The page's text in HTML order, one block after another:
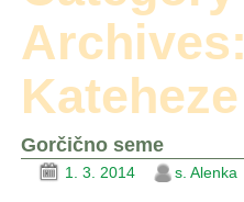
Archives:
Kateheze
Gorčično seme
1. 3. 2014 s. Alenka